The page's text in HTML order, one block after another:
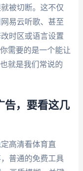
被切断。这不仅
易云听歌、甚至
时区或语言设置
需要的是一个能让
就是我们常说的
告，要看这几
高清看体育直
普通的免费工具